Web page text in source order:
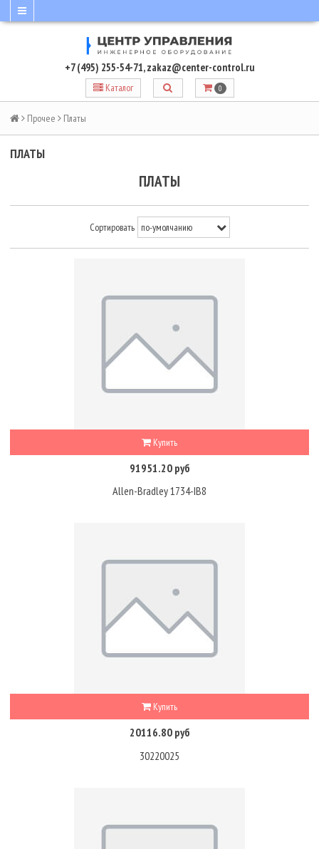
+7 (495) 255-54-71,zakaz@center-control.ru
Каталог 0
Прочее Платы
ПЛАТЫ
ПЛАТЫ
Сортировать
Купить
91951.20 руб
Allen-Bradley 1734-IB8
Купить
20116.80 руб
30220025